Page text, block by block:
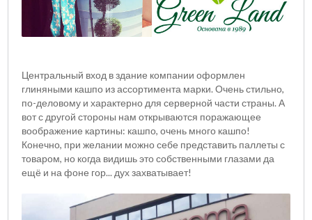
Центральный вход в здание компании оформлен
глиняными кашпо из ассортимента марки. Очень стильно,
по-деловому и характерно для серверной части страны. А
вот с другой стороны нам открываются поражающее
воображение картины: кашпо, очень много кашпо!
Конечно, при желании можно себе представить паллеты с
товаром, но когда видишь это собственными глазами да
ещё и на фоне гор... дух захватывает!